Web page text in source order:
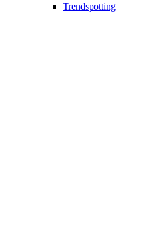
Trendspotting